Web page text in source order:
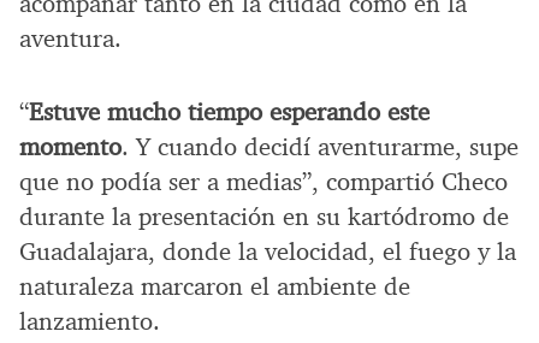
aventura.
“Estuve mucho tiempo esperando este
momento. Y cuando decidí aventurarme, supe
que no podía ser a medias”, compartió Checo
durante la presentación en su kartódromo de
Guadalajara, donde la velocidad, el fuego y la
naturaleza marcaron el ambiente de
lanzamiento.